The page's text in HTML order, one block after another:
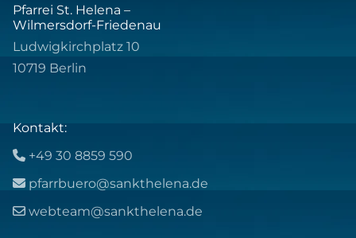
Pfarrei St. Helena –
Wilmersdorf-Friedenau
Ludwigkirchplatz 10
10719 Berlin
Kontakt:
 +49 30 8859 590
 pfarrbuero@sankthelena.de
 webteam@sankthelena.de